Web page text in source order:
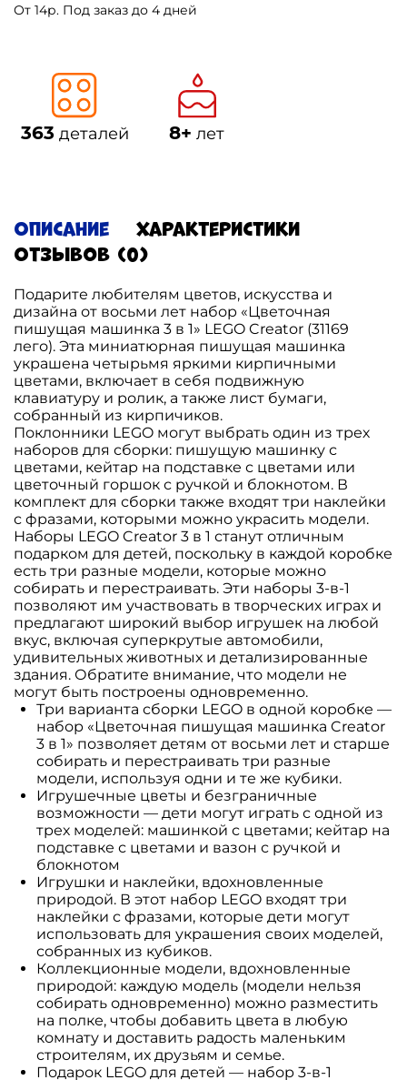
От 14р. Под заказ до 4 дней
363 деталей 8+ лет
Описание
Характеристики
Отзывов (0)
Подарите любителям цветов, искусства и
дизайна от восьми лет набор «Цветочная
пишущая машинка 3 в 1» LEGO Creator (31169
лего). Эта миниатюрная пишущая машинка
украшена четырьмя яркими кирпичными
цветами, включает в себя подвижную
клавиатуру и ролик, а также лист бумаги,
собранный из кирпичиков.
Поклонники LEGO могут выбрать один из трех
наборов для сборки: пишущую машинку с
цветами, кейтар на подставке с цветами или
цветочный горшок с ручкой и блокнотом. В
комплект для сборки также входят три наклейки
с фразами, которыми можно украсить модели.
Наборы LEGO Creator 3 в 1 станут отличным
подарком для детей, поскольку в каждой коробке
есть три разные модели, которые можно
собирать и перестраивать. Эти наборы 3-в-1
позволяют им участвовать в творческих играх и
предлагают широкий выбор игрушек на любой
вкус, включая суперкрутые автомобили,
удивительных животных и детализированные
здания. Обратите внимание, что модели не
могут быть построены одновременно.
Три варианта сборки LEGO в одной коробке —
набор «Цветочная пишущая машинка Creator
3 в 1» позволяет детям от восьми лет и старше
собирать и перестраивать три разные
модели, используя одни и те же кубики.
Игрушечные цветы и безграничные
возможности — дети могут играть с одной из
трех моделей: машинкой с цветами; кейтар на
подставке с цветами и вазон с ручкой и
блокнотом
Игрушки и наклейки, вдохновленные
природой. В этот набор LEGO входят три
наклейки с фразами, которые дети могут
использовать для украшения своих моделей,
собранных из кубиков.
Коллекционные модели, вдохновленные
природой: каждую модель (модели нельзя
собирать одновременно) можно разместить
на полке, чтобы добавить цвета в любую
комнату и доставить радость маленьким
строителям, их друзьям и семье.
Подарок LEGO для детей — набор 3-в-1